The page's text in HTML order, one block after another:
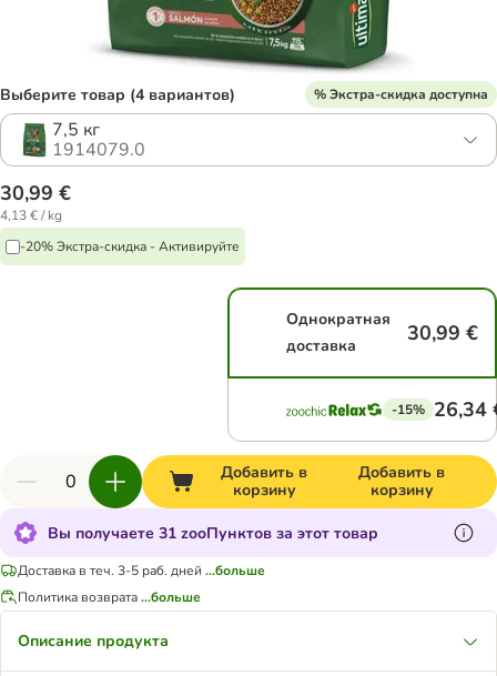
Выберите товар (4 вариантов) % Экстра-скидка доступна
7,5 кг
1914079.0
30,99 €
4,13 € / kg
-20% Экстра-скидка - Активируйте
Однократная
доставка
30,99 €
-15% 26,34
Добавить в
корзину
Добавить в
корзину
Вы получаете 31 zooПунктов за этот товар
Доставка в теч. 3-5 раб. дней ...больше
Политика возврата...больше
Описание продукта